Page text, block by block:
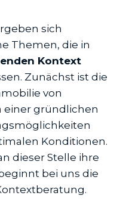
sich
Themen, die in
Kontext
Zunächst ist die
von
einer gründlichen
Konditionen.
dieser Stelle ihre
bei uns die